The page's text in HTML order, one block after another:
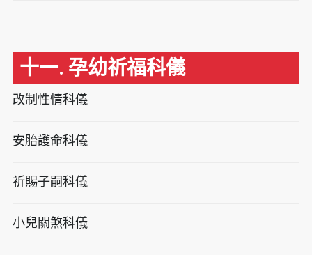
十一. 孕幼祈福科儀
改制性情科儀
安胎護命科儀
祈賜子嗣科儀
小兒關煞科儀